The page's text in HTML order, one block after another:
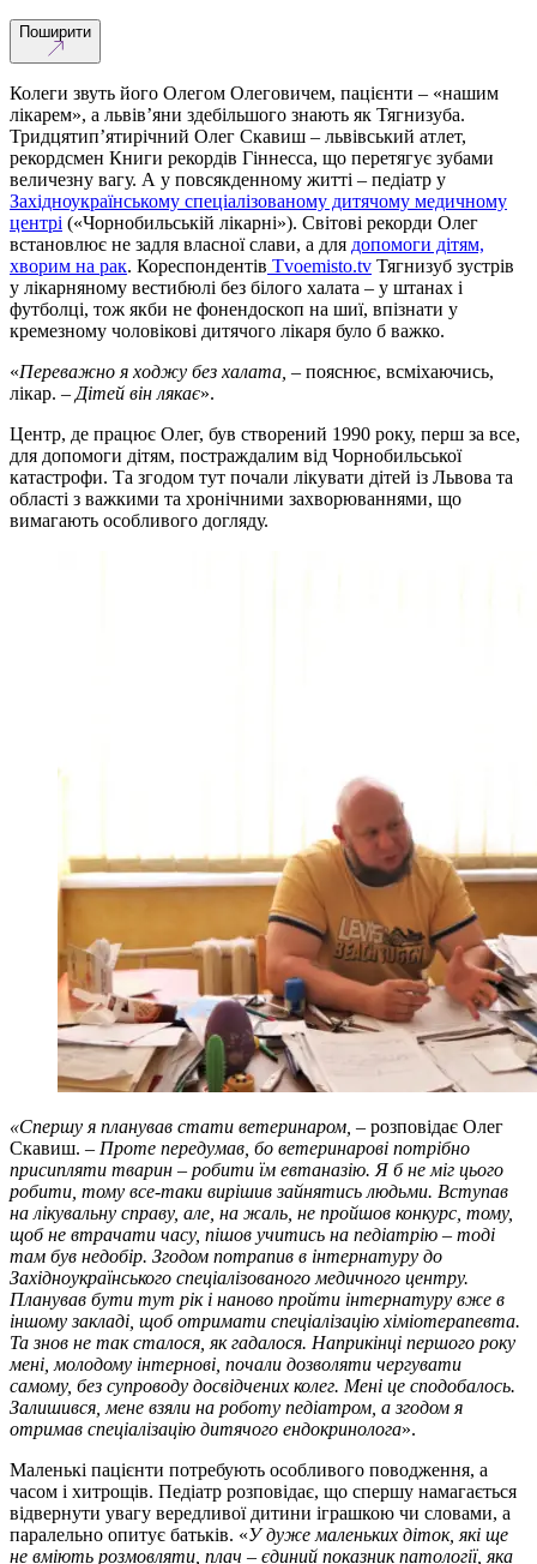
Поширити
Колеги звуть його Олегом Олеговичем, пацієнти – «нашим
лікарем», а львів’яни здебільшого знають як Тягнизуба.
Тридцятип’ятирічний Олег Скавиш – львівський атлет,
рекордсмен Книги рекордів Гіннесса, що перетягує зубами
величезну вагу. А у повсякденному житті – педіатр у
Західноукраїнському спеціалізованому дитячому медичному
центрі («Чорнобильській лікарні»). Світові рекорди Олег
встановлює не задля власної слави, а для допомоги дітям,
хворим на рак. Кореспондентів Tvoemisto.tv Тягнизуб зустрів
у лікарняному вестибюлі без білого халата – у штанах і
футболці, тож якби не фонендоскоп на шиї, впізнати у
кремезному чоловікові дитячого лікаря було б важко.
«Переважно я ходжу без халата, – пояснює, всміхаючись,
лікар. – Дітей він лякає».
Центр, де працює Олег, був створений 1990 року, перш за все,
для допомоги дітям, постраждалим від Чорнобильської
катастрофи. Та згодом тут почали лікувати дітей із Львова та
області з важкими та хронічними захворюваннями, що
вимагають особливого догляду.
«Спершу я планував стати ветеринаром, – розповідає Олег
Скавиш. – Проте передумав, бо ветеринарові потрібно
присипляти тварин – робити їм евтаназію. Я б не міг цього
робити, тому все-таки вирішив зайнятись людьми. Вступав
на лікувальну справу, але, на жаль, не пройшов конкурс, тому,
щоб не втрачати часу, пішов учитись на педіатрію – тоді
там був недобір. Згодом потрапив в інтернатуру до
Західноукраїнського спеціалізованого медичного центру.
Планував бути тут рік і наново пройти інтернатуру вже в
іншому закладі, щоб отримати спеціалізацію хіміотерапевта.
Та знов не так сталося, як гадалося. Наприкінці першого року
мені, молодому інтернові, почали дозволяти чергувати
самому, без супроводу досвідчених колег. Мені це сподобалось.
Залишився, мене взяли на роботу педіатром, а згодом я
отримав спеціалізацію дитячого ендокринолога».
Маленькі пацієнти потребують особливого поводження, а
часом і хитрощів. Педіатр розповідає, що спершу намагається
відвернути увагу вередливої дитини іграшкою чи словами, а
паралельно опитує батьків. «У дуже маленьких діток, які ще
не вміють розмовляти, плач – єдиний показник патології, яка